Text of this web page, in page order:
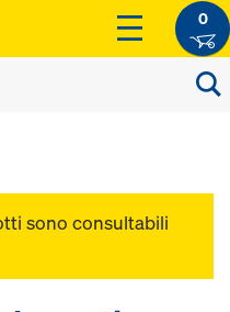
0
sono consultabili